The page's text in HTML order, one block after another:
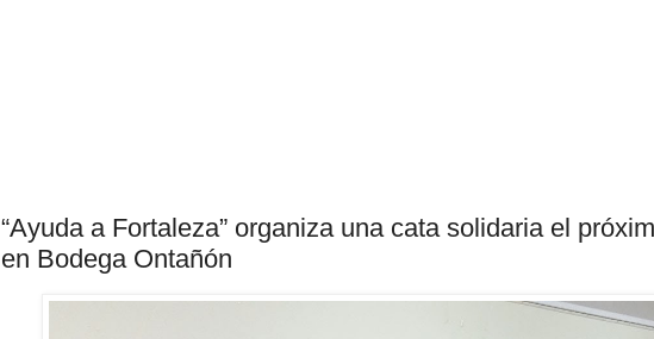
“Ayuda a Fortaleza” organiza una cata solidaria el
en Bodega Ontañón